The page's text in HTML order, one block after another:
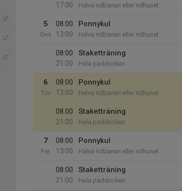
17:00
Halva ridbanan eller ridhuset
5
Ons
08:00
13:00
Ponnykul
Halva ridbanan eller ridhuset
08:00
21:00
Staketträning
Hela paddocken
6
Tor
08:00
13:00
Ponnykul
Halva ridbanan eller ridhuset
08:00
21:00
Staketträning
Hela paddocken
7
Fre
08:00
13:00
Ponnykul
Halva ridbanan eller ridhuset
08:00
21:00
Staketträning
Hela paddocken